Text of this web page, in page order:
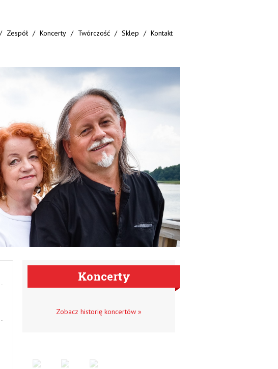
Zespół Koncerty Twórczość Sklep Kontakt
Koncerty
Zobacz historię koncertów »